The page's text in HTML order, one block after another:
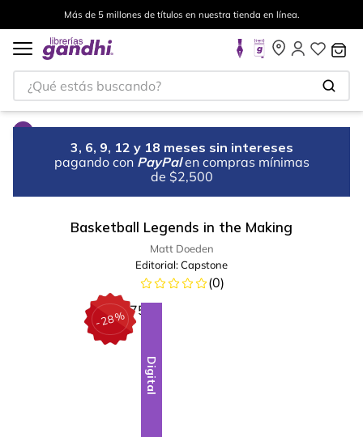
Más de 5 millones de títulos en nuestra tienda en línea.
¿Qué estás buscando?
3, 6, 9, 12 y 18 meses sin intereses
pagando con PayPal en compras mínimas
de $2,500
Basketball Legends in the Making
Matt Doeden
Editorial:Capstone
(0)
-28%
Digital